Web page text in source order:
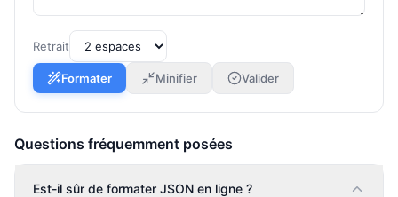
Retrait
Formater Minifier Valider
Questions fréquemment posées
Est-il sûr de formater JSON en ligne ?